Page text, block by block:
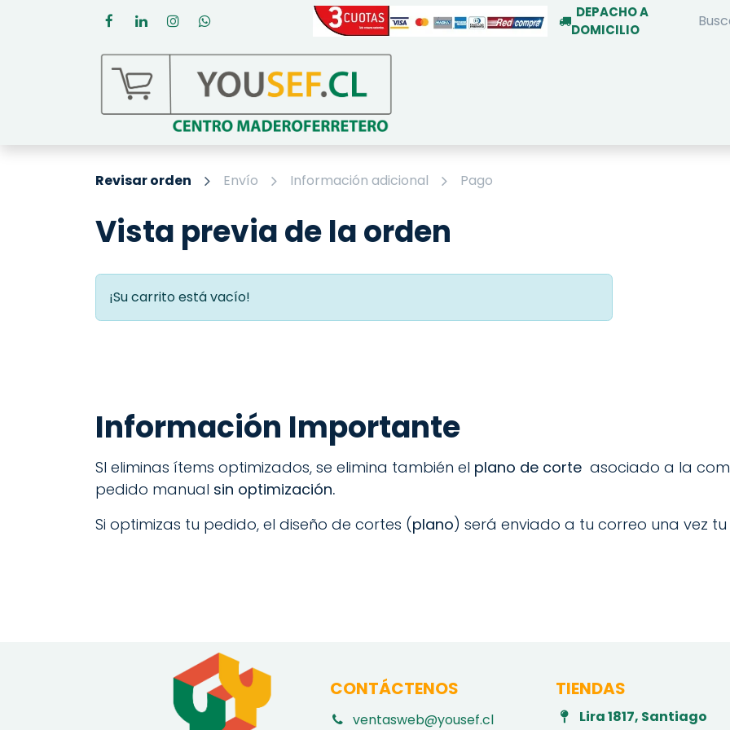
DEPACHO A
DOMICILIO
Revisar orden Envío Información adicional Pago
Vista previa de la orden
¡Su carrito está vacío!
Información Importante
SI eliminas ítems optimizados, se elimina también el plano de corte asociado a la
pedido manual sin optimización.
Si optimizas tu pedido, el diseño de cortes (plano) será enviado a tu correo una vez
CONTÁCTENOS
ventasweb@yousef.cl
TIENDAS
Lira 1817, Santiago